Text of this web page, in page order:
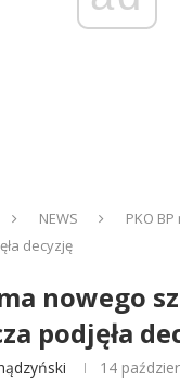
NEWS
PKO
decyzję
nowego
podjęła
14